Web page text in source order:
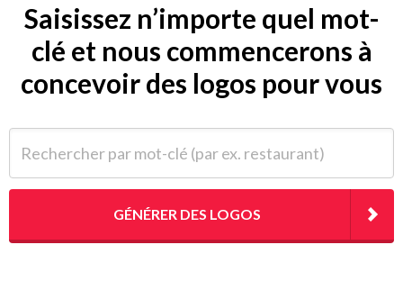
Saisissez n’importe quel mot-
clé et nous commencerons à
concevoir des logos pour vous
GÉNÉRER DES LOGOS